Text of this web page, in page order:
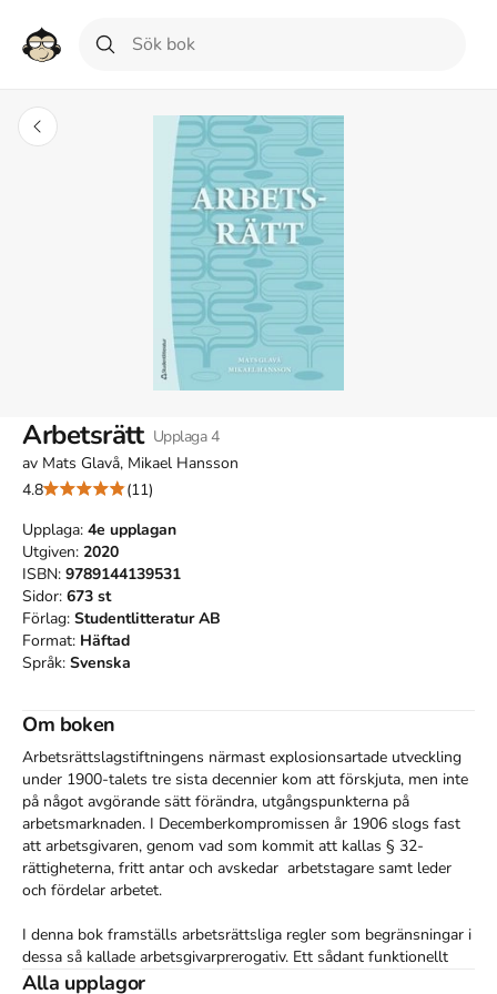
Arbetsrätt Upplaga4
av Mats Glavå, Mikael Hansson
4.8
(11)
Upplaga: 4e upplagan
Utgiven: 2020
ISBN: 9789144139531
Sidor: 673 st
Förlag: Studentlitteratur AB
Format: Häftad
Språk: Svenska
Om boken
Arbetsrättslagstiftningens närmast explosionsartade utveckling
under 1900-talets tre sista decennier kom att förskjuta, men inte
på något avgörande sätt förändra, utgångspunkterna på
arbetsmarknaden. I Decemberkompromissen år 1906 slogs fast
att arbetsgivaren, genom vad som kommit att kallas § 32-
rättigheterna, fritt antar och avskedar  arbetstagare samt leder
och fördelar arbetet.
I denna bok framställs arbetsrättsliga regler som begränsningar i
dessa så kallade arbetsgivarprerogativ. Ett sådant funktionellt
arbetsgivarperspektiv gör arbetsrätten mer överskådlig och
Alla upplagor